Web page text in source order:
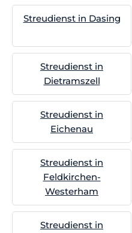
Streudienst in Dasing
Streudienst in
Dietramszell
Streudienst in
Eichenau
Streudienst in
Feldkirchen-
Westerham
Streudienst in